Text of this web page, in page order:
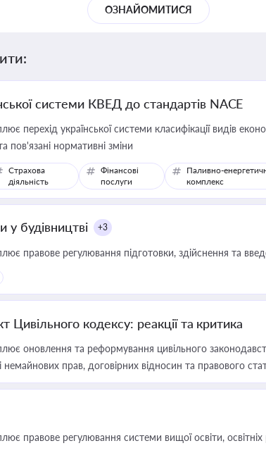
ОЗНАЙОМИТИСЯ
системи КВЕД до стандартів NACE
перехід української системи класифікації видів
пов'язані нормативні зміни
Страхова
діяльність
Фінансові
послуги
Паливно-
комплекс
у будівництві +3
правове регулювання підготовки, здійснення та
Цивільного кодексу: реакції та критика
оновлення та реформування цивільного
прав, договірних відносин та правового
правове регулювання системи вищої освіти, освітніх